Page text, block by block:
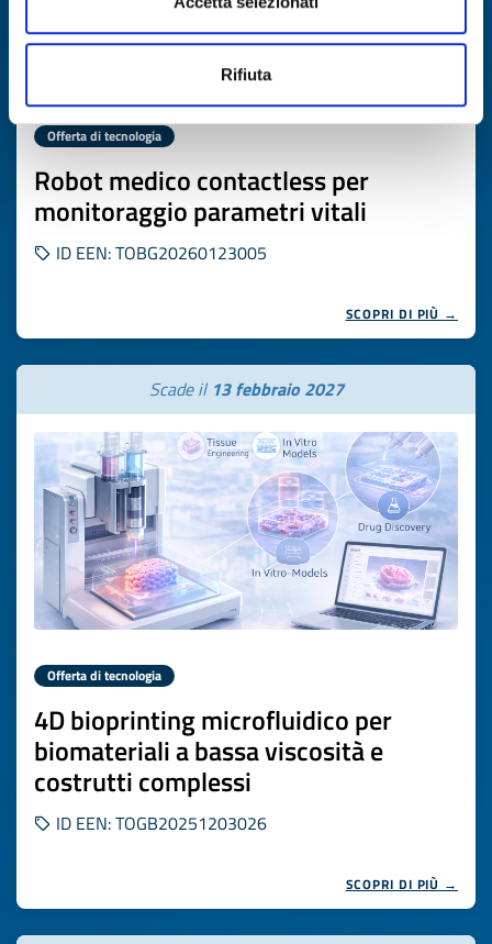
Rifiuta
Offerta di tecnologia
Robot medico contactless per
monitoraggio parametri vitali
ID EEN: TOBG20260123005
SCOPRI DI PIÙ →
Scade il 13 febbraio 2027
Offerta di tecnologia
4D bioprinting microfluidico per
biomateriali a bassa viscosità e
costrutti complessi
ID EEN: TOGB20251203026
SCOPRI DI PIÙ →